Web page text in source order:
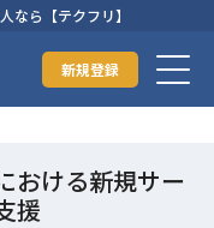
なら【テクフリ】
新規登録
おける新規サー
援